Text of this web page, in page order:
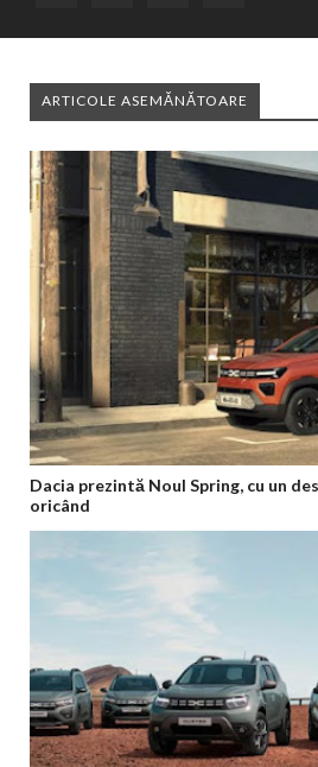
ARTICOLE ASEMĂNĂTOARE
Dacia prezintă Noul Spring, cu un
oricând